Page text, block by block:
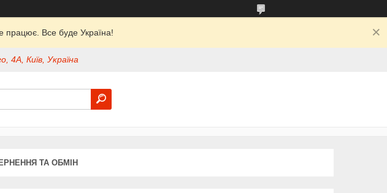
працює. Все буде Україна!
4А, Київ, Україна
ТА ОБМІН